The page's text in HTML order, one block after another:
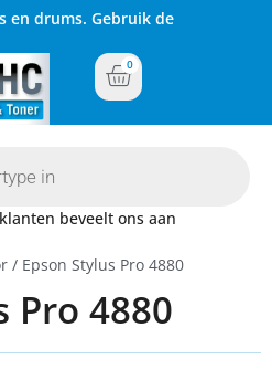
en drums. Gebruik de
0
beveelt ons aan
/ Epson Stylus Pro 4880
Pro 4880